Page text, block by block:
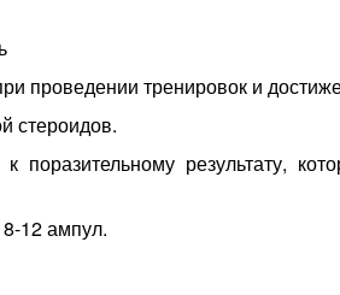
проведении тренировок и
стероидов.
результату,
12 ампул.